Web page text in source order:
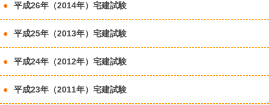
平成26年（2014年）宅建試験
平成25年（2013年）宅建試験
平成24年（2012年）宅建試験
平成23年（2011年）宅建試験